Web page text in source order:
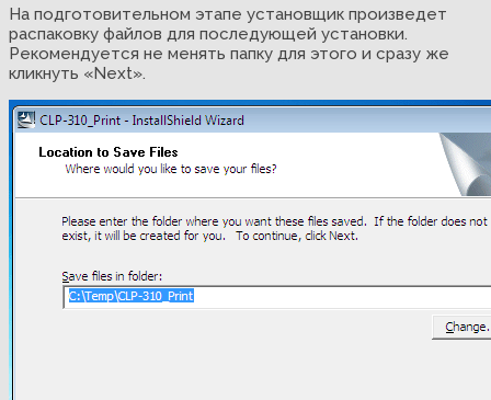
На подготовительном этапе установщик произведет
распаковку файлов для последующей установки.
Рекомендуется не менять папку для этого и сразу же
кликнуть «Next».